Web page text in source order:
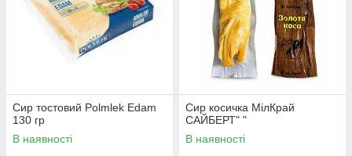
Сир тостовий Polmlek Edam
130 гр
В наявності
Сир косичка МілКрай
САЙБЕРТ" "
В наявності